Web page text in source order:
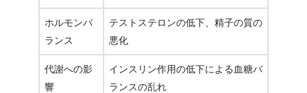
ホルモンバ
ランス
テストステロンの低下、精子の質の
悪化
代謝への影
響
インスリン作用の低下による血糖バ
ランスの乱れ